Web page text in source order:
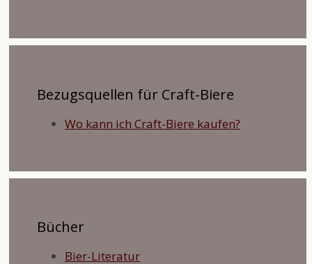
Bezugsquellen für Craft-Biere
Wo kann ich Craft-Biere kaufen?
Bücher
Bier-Literatur